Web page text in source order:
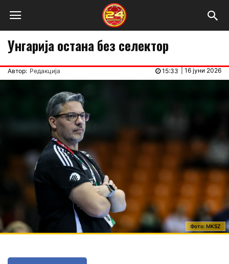
Унгарија остана без селектор
Автор: Редакција 16 јуни 2026
15:33
Фото: MKSZ